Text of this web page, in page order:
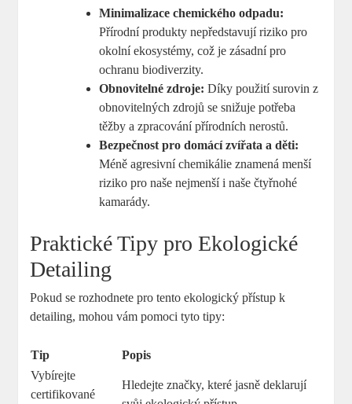
Minimalizace chemického odpadu:
Přírodní produkty nepředstavují riziko pro
okolní ekosystémy, což je zásadní pro
ochranu biodiverzity.
Obnovitelné zdroje: Díky použití surovin z
obnovitelných zdrojů se snižuje potřeba
těžby a zpracování přírodních nerostů.
Bezpečnost pro domácí zvířata a děti:
Méně agresivní chemikálie znamená menší
riziko pro naše nejmenší i naše čtyřnohé
kamarády.
Praktické Tipy pro Ekologické
Detailing
Pokud se rozhodnete pro tento ekologický přístup k
detailing, mohou vám pomoci tyto tipy:
Tip
Popis
Vybírejte
certifikované
Hledejte značky, které jasně deklarují